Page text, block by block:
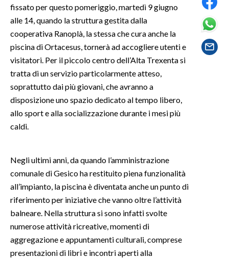
GOSSIP
SALUTE
SARDI NEL MONDO
EVENTI
3 MINUTI CON
INSULARITÀ
ABBONATI
ANNUNCI
fissato per questo pomeriggio, martedì 9 giugno
alle 14, quando la struttura gestita dalla
cooperativa Ranoplà, la stessa che cura anche la
piscina di Ortacesus, tornerà ad accogliere utenti e
visitatori. Per il piccolo centro dell’Alta Trexenta si
tratta di un servizio particolarmente atteso,
soprattutto dai più giovani, che avranno a
disposizione uno spazio dedicato al tempo libero,
allo sport e alla socializzazione durante i mesi più
caldi.
Negli ultimi anni, da quando l’amministrazione
comunale di Gesico ha restituito piena funzionalità
all’impianto, la piscina è diventata anche un punto di
riferimento per iniziative che vanno oltre l’attività
balneare. Nella struttura si sono infatti svolte
numerose attività ricreative, momenti di
aggregazione e appuntamenti culturali, comprese
presentazioni di libri e incontri aperti alla